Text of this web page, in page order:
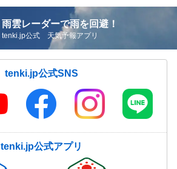
雨雲レーダーで雨を回避！
tenki.jp公式 天気予報アプリ
tenki.jp公式SNS
tenki.jp公式アプリ